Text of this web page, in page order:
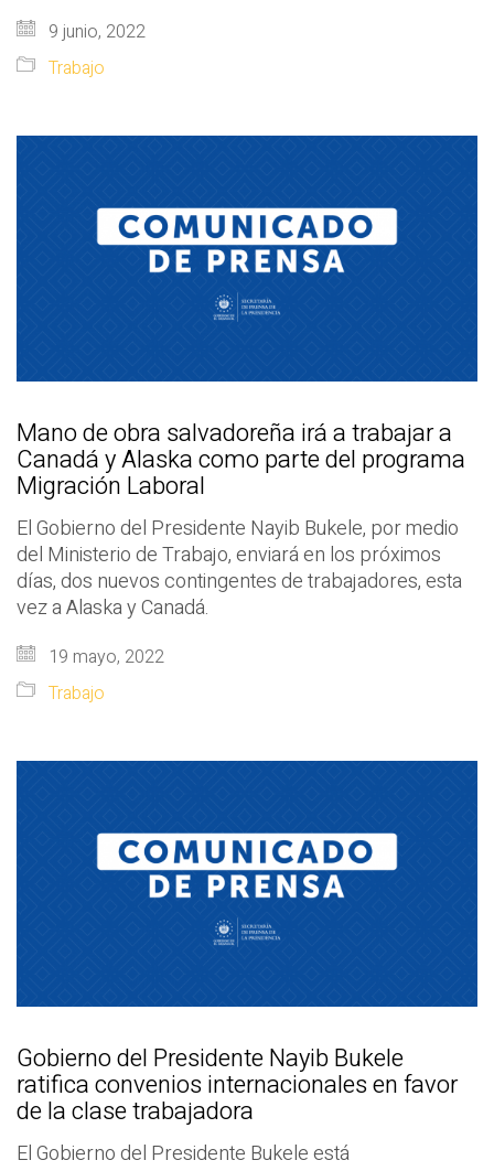
9 junio, 2022
Trabajo
Mano de obra salvadoreña irá a trabajar a
Canadá y Alaska como parte del programa
Migración Laboral
El Gobierno del Presidente Nayib Bukele, por medio
del Ministerio de Trabajo, enviará en los próximos
días, dos nuevos contingentes de trabajadores, esta
vez a Alaska y Canadá.
19 mayo, 2022
Trabajo
Gobierno del Presidente Nayib Bukele
ratifica convenios internacionales en favor
de la clase trabajadora
El Gobierno del Presidente Bukele está